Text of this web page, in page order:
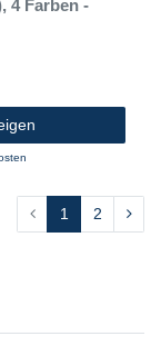
4 Farben -
1 2